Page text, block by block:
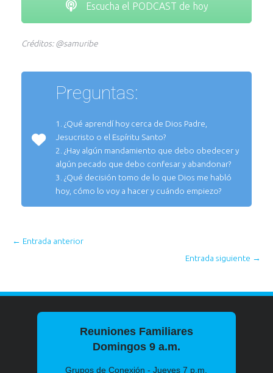
Escucha el PODCAST de hoy
Créditos: @samuribe
Preguntas:
1. ¿Qué aprendí hoy cerca de Dios Padre,
Jesucristo o el Espíritu Santo?
2. ¿Hay algún mandamiento que debo obedecer y
algún pecado que debo confesar y abandonar?
3. ¿Qué decisión tomo de lo que Dios me habló
hoy, cómo lo voy a hacer y cuándo empiezo?
← Entrada anterior
Entrada siguiente →
Reuniones Familiares
Domingos 9 a.m.
Grupos de Conexión - Jueves 7 p.m.